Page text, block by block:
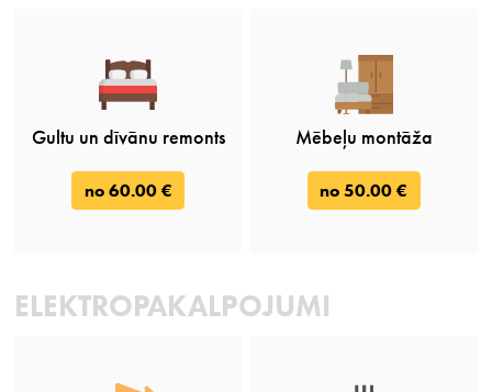
Gultu un dīvānu remonts
no 60.00 €
Mēbeļu montāža
no 50.00 €
ELEKTROPAKALPOJUMI